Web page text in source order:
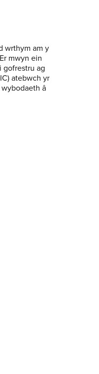
wrthym am y
mwyn ein
gofrestru ag
atebwch yr
wybodaeth